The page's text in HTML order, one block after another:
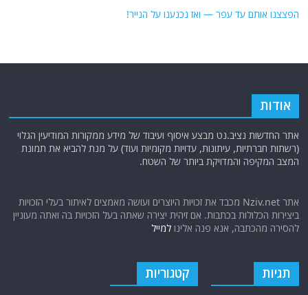
הפצצנו אותם עד עפר — ואז נכנענו על הנייר!
אודות
אתר החדשות נציב.נט מבצע איסוף ועיבוד של מידע ממקורות המודיעין הגלוי
(רשתות חברתיות, עיתונות, עדויות מקומיות ועוד) על מנת להביא את תמונת
המצב המקיפה והמדויקת ביותר של השטח.
אתר Nziv.net מכבד את זכויות היוצרים ועושה מאמצים לאיתור בעלי הזכויות
ביצירות הכלולות בכתבות. אם זיהית יצירה שאתה בעל הזכויות בה ואתה מעוניין
להסירה מהכתבה, אנא פנה אלינולמייל
תגיות קטגוריות